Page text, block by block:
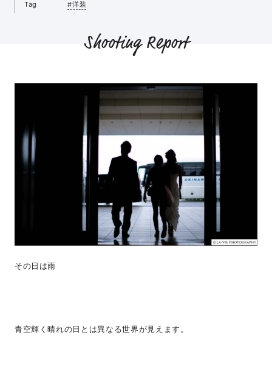
Tag
#洋装
Shooting Report
その日は雨
青空輝く晴れの日とは異なる世界が見えます。